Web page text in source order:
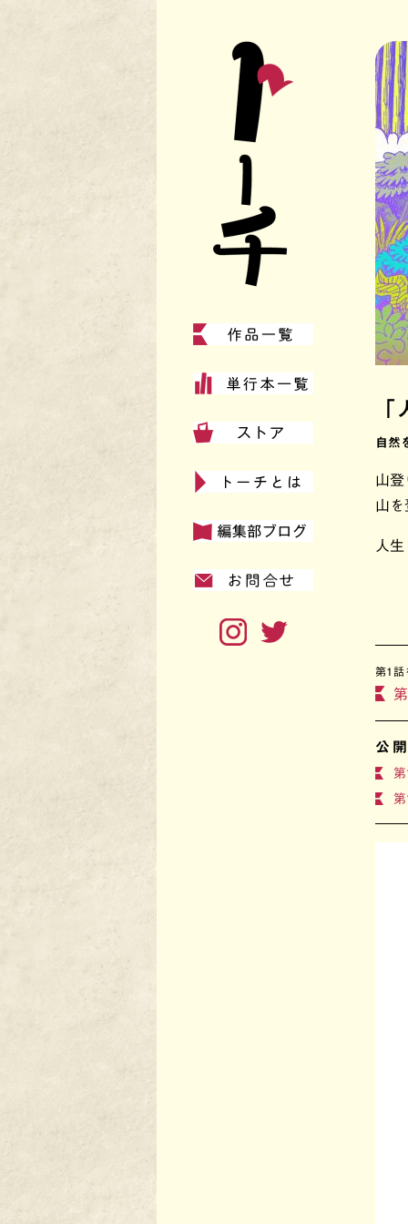
自然
山登
山を
人
第1話
公